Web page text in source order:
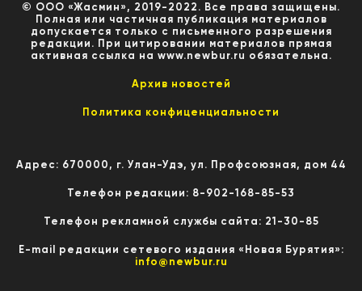
© ООО «Жасмин», 2019-2022. Все права защищены.
Полная или частичная публикация материалов
допускается только с письменного разрешения
редакции. При цитировании материалов прямая
активная ссылка на www.newbur.ru обязательна.
Архив новостей
Политика конфиценциальности
Адрес: 670000, г. Улан-Удэ, ул. Профсоюзная, дом 44
Телефон редакции: 8-902-168-85-53
Телефон рекламной службы сайта: 21-30-85
E-mail редакции сетевого издания «Новая Бурятия»:
info@newbur.ru